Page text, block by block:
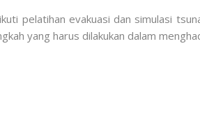
pelatihan evakuasi dan simulasi
yang harus dilakukan dalam